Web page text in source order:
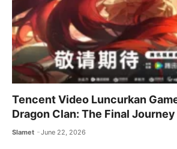
Tencent Video Luncurkan
Dragon Clan: The Final Journey
Slamet June 22, 2026